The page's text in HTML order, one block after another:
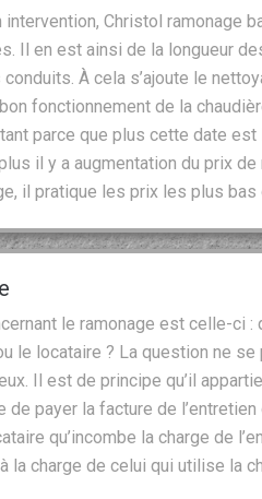
Christol ramonage
Il en est ainsi de la longueur
À cela s’ajoute le
fonctionnement de la
parce que plus cette date
il y a augmentation du prix de
il pratique les prix les plus bas
le ramonage est celle-ci :
le locataire ? La question ne
Il est de principe qu’il
payer la facture de l’entretien
qu’incombe la charge de
la charge de celui qui utilise la